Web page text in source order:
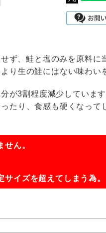
ず、鮭と塩のみを原料
り生の鮭にはない味わい
が3割程度減少していま
たり、食感も硬くなっ
ん。
イズを超えてしまう為。